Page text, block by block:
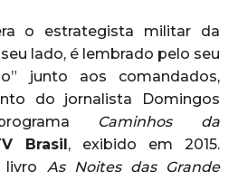
o estrategista militar da
lado, é lembrado pelo seu
junto aos comandados,
do jornalista Domingos
Caminhos da
Brasil , exibido em 2015.
livro As Noites das Grande